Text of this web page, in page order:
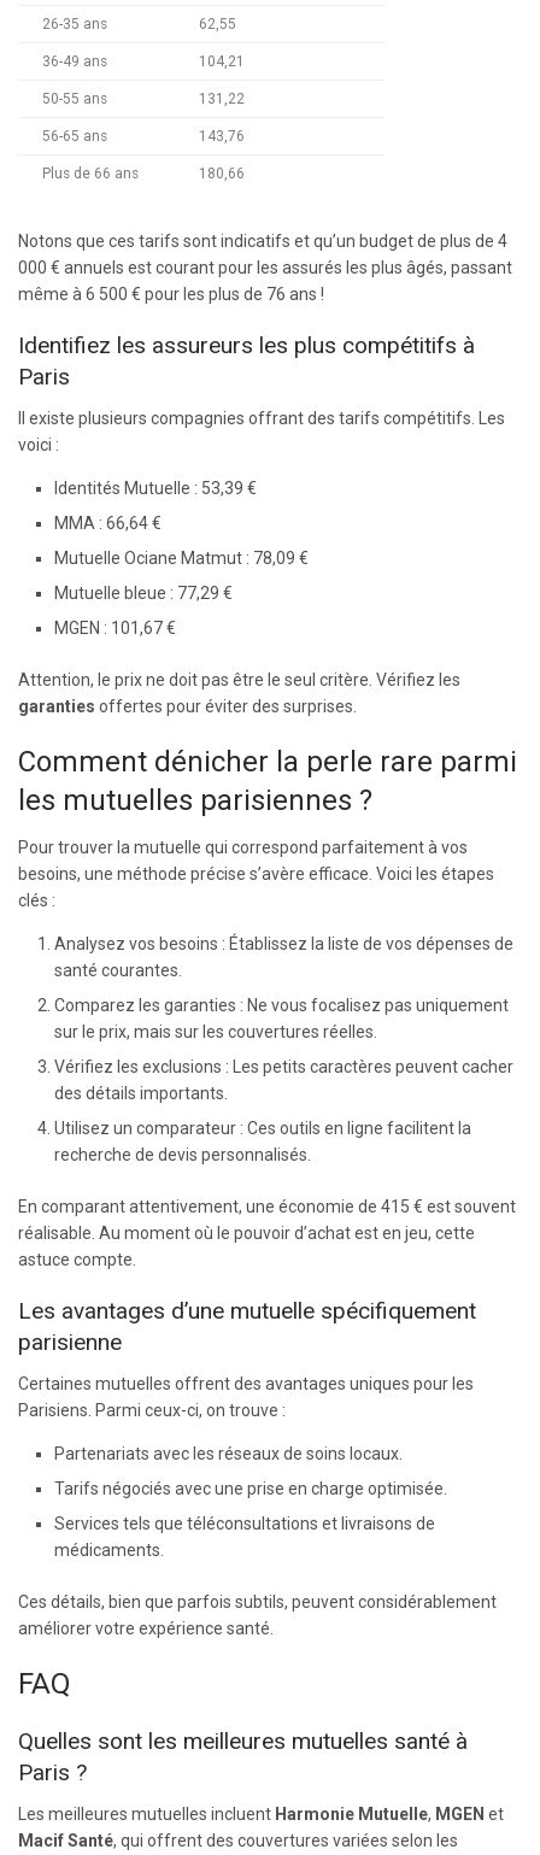
26-35 ans 62,55
36-49 ans 104,21
50-55 ans 131,22
56-65 ans 143,76
Plus de 66 ans 180,66
Notons que ces tarifs sont indicatifs et qu’un budget de plus de 4
000 € annuels est courant pour les assurés les plus âgés, passant
même à 6 500 € pour les plus de 76 ans !
Identifiez les assureurs les plus compétitifs à
Paris
Il existe plusieurs compagnies offrant des tarifs compétitifs. Les
voici :
Identités Mutuelle : 53,39 €
MMA : 66,64 €
Mutuelle Ociane Matmut : 78,09 €
Mutuelle bleue : 77,29 €
MGEN : 101,67 €
Attention, le prix ne doit pas être le seul critère. Vérifiez les
garanties offertes pour éviter des surprises.
Comment dénicher la perle rare parmi
les mutuelles parisiennes ?
Pour trouver la mutuelle qui correspond parfaitement à vos
besoins, une méthode précise s’avère efficace. Voici les étapes
clés :
Analysez vos besoins : Établissez la liste de vos dépenses de
santé courantes.
Comparez les garanties : Ne vous focalisez pas uniquement
sur le prix, mais sur les couvertures réelles.
Vérifiez les exclusions : Les petits caractères peuvent cacher
des détails importants.
Utilisez un comparateur : Ces outils en ligne facilitent la
recherche de devis personnalisés.
En comparant attentivement, une économie de 415 € est souvent
réalisable. Au moment où le pouvoir d’achat est en jeu, cette
astuce compte.
Les avantages d’une mutuelle spécifiquement
parisienne
Certaines mutuelles offrent des avantages uniques pour les
Parisiens. Parmi ceux-ci, on trouve :
Partenariats avec les réseaux de soins locaux.
Tarifs négociés avec une prise en charge optimisée.
Services tels que téléconsultations et livraisons de
médicaments.
Ces détails, bien que parfois subtils, peuvent considérablement
améliorer votre expérience santé.
FAQ
Quelles sont les meilleures mutuelles santé à
Paris ?
Les meilleures mutuelles incluent Harmonie Mutuelle, MGEN et
Macif Santé, qui offrent des couvertures variées selon les